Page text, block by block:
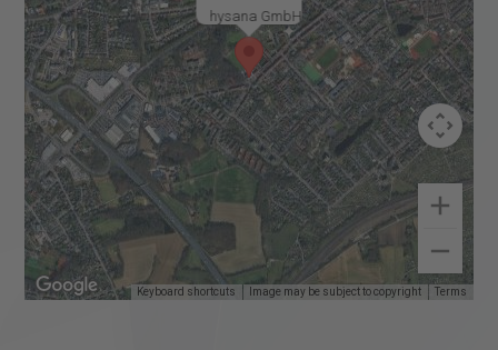
hysana GmbH
Keyboard shortcuts Image may be subject to copyright Terms